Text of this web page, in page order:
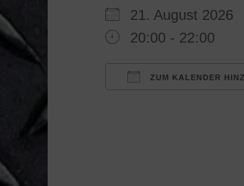
21. August 2026
20:00 - 22:00
ZUM KALENDER